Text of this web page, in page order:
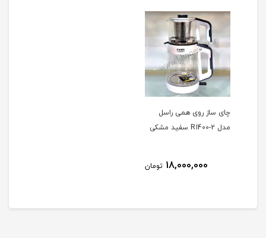
چای ساز روی همی راسل
مدل R1400-2 سفید مشکی
18,000,000 تومان